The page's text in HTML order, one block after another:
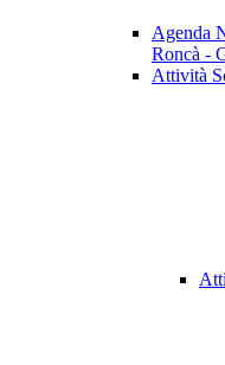
Agenda
Roncà -
Attività